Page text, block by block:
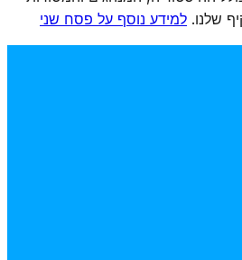
שלנו. למידע נוסף על פסח שני